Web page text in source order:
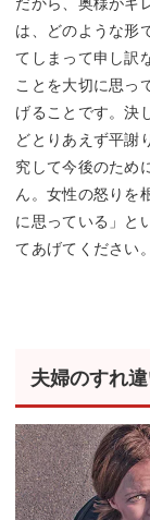
は、どのような形
てしまって申し訳
ことを大切に思っ
げることです。決
どとりあえず平謝
究して今後のため
ん。女性の怒りを
に思っている」と
てあげてください。
夫婦のすれ